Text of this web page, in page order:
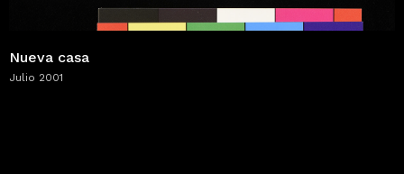
Nueva casa
Julio 2001